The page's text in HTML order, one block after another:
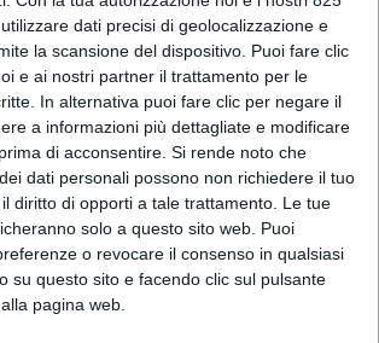
dati precisi di geolocalizzazione e
la scansione del dispositivo. Puoi fare clic
e ai nostri partner il trattamento per le
In alternativa puoi fare clic per negare il
a informazioni più dettagliate e modificare
di acconsentire. Si rende noto che
dati personali possono non richiedere il tuo
diritto di opporti a tale trattamento. Le tue
solo a questo sito web. Puoi
o revocare il consenso in qualsiasi
su questo sito e facendo clic sul pulsante
pagina web.
con DGgroup
per il nuovo
di Pomezia
GENNAIO 2026